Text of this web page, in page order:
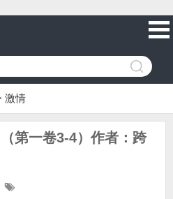
激情
第一卷3-4）作者：跨